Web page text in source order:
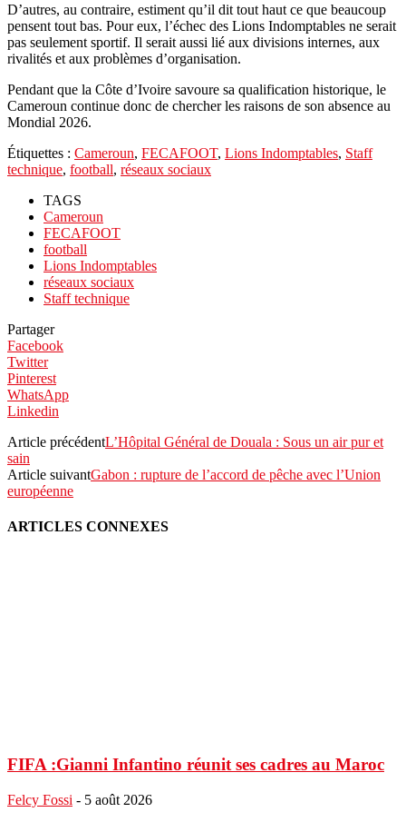
D’autres, au contraire, estiment qu’il dit tout haut ce que beaucoup
pensent tout bas. Pour eux, l’échec des Lions Indomptables ne serait
pas seulement sportif. Il serait aussi lié aux divisions internes, aux
rivalités et aux problèmes d’organisation.
Pendant que la Côte d’Ivoire savoure sa qualification historique, le
Cameroun continue donc de chercher les raisons de son absence au
Mondial 2026.
Étiquettes : Cameroun, FECAFOOT, Lions Indomptables, Staff
technique, football, réseaux sociaux
TAGS
Cameroun
FECAFOOT
football
Lions Indomptables
réseaux sociaux
Staff technique
Partager
Facebook
Twitter
Pinterest
WhatsApp
Linkedin
Article précédentL’Hôpital Général de Douala : Sous un air pur et
sain
Article suivantGabon : rupture de l’accord de pêche avec l’Union
européenne
ARTICLES CONNEXES
FIFA :Gianni Infantino réunit ses cadres au Maroc
Felcy Fossi - 5 août 2026